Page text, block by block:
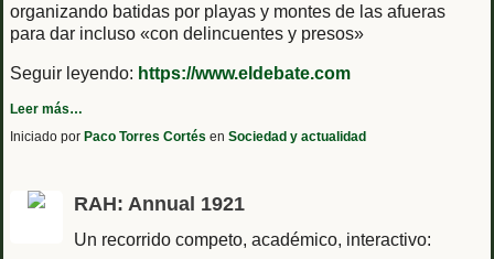
organizando batidas por playas y montes de las afueras
para dar incluso «con delincuentes y presos»
Seguir leyendo: https://www.eldebate.com
Leer más…
Iniciado por Paco Torres Cortés en Sociedad y actualidad
RAH: Annual 1921
Un recorrido competo, académico, interactivo: